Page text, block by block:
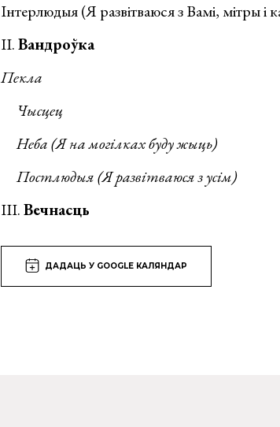
Інтерлюдыя (Я развітваюся з Вамі, мітры і
ІІ.Вандроўка
Пекла
Чысцец
Неба (Я на могілках буду жыць)
Постлюдыя (Я развітваюся з усім)
ІІІ.Вечнасць
ДАДАЦЬ У GOOGLE КАЛЯНДАР